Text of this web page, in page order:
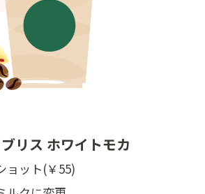
リス ホワイトモカ
ョット(￥55)